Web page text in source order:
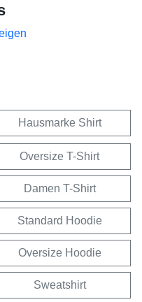
Hausmarke Shirt
Oversize T-Shirt
Damen T-Shirt
Standard Hoodie
Oversize Hoodie
Sweatshirt